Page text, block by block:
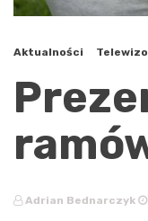
Aktualności
Adrian Bednarczyk